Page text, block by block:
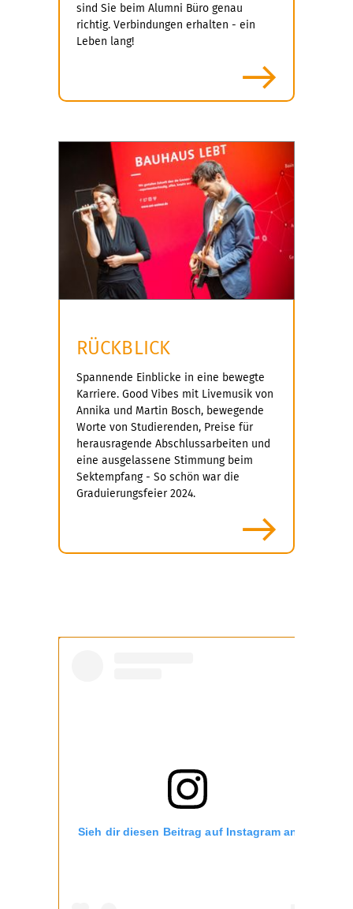
Sieh dir diesen Beitrag auf Instagram an
sind Sie beim Alumni Büro genau
richtig. Verbindungen erhalten - ein
Leben lang!
RÜCKBLICK
Spannende Einblicke in eine bewegte
Karriere. Good Vibes mit Livemusik von
Annika und Martin Bosch, bewegende
Worte von Studierenden, Preise für
herausragende Abschlussarbeiten und
eine ausgelassene Stimmung beim
Sektempfang - So schön war die
Graduierungsfeier 2024.